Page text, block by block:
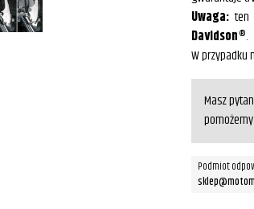
Uwaga: ten
Davidson®.
W przypadku
Masz
Podmiot